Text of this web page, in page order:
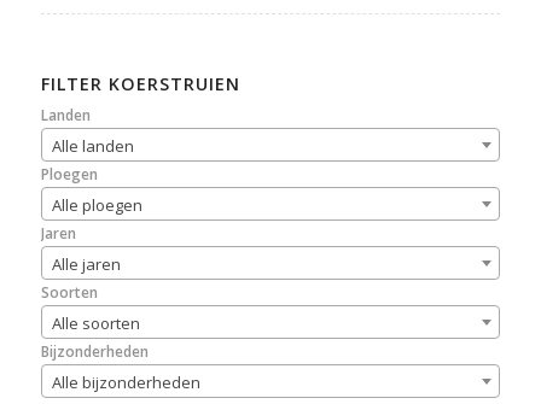
FILTER KOERSTRUIEN
Landen
Alle landen
Ploegen
Alle ploegen
Jaren
Alle jaren
Soorten
Alle soorten
Bijzonderheden
Alle bijzonderheden